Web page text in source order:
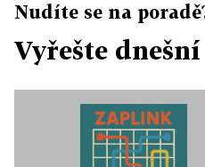
Nudíte se na
Vyřešte